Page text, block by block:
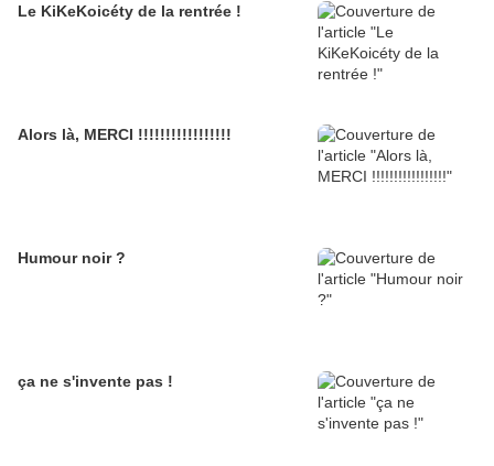
Le KiKeKoicéty de la rentrée !
Alors là, MERCI !!!!!!!!!!!!!!!!!
Humour noir ?
ça ne s'invente pas !